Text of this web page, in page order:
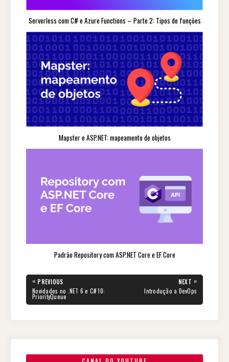
Serverless com C# e Azure Functions – Parte 2: Tipos de funções
Mapster e ASP.NET: mapeamento de objetos
Padrão Repository com ASP.NET Core e EF Core
« PREVIOUS
Novidades no .NET 6 e C# 10:
PriorityQueue
NEXT »
Introdução a DevOps